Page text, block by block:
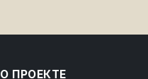
О ПРОЕКТЕ